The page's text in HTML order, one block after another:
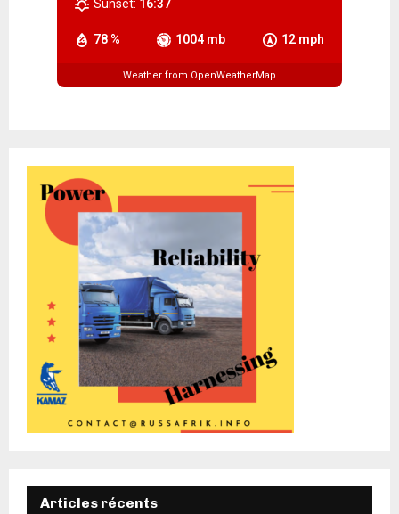
78 % 1004 mb 12 mph
Sunset: 16:37
Weather from OpenWeatherMap
Articles récents